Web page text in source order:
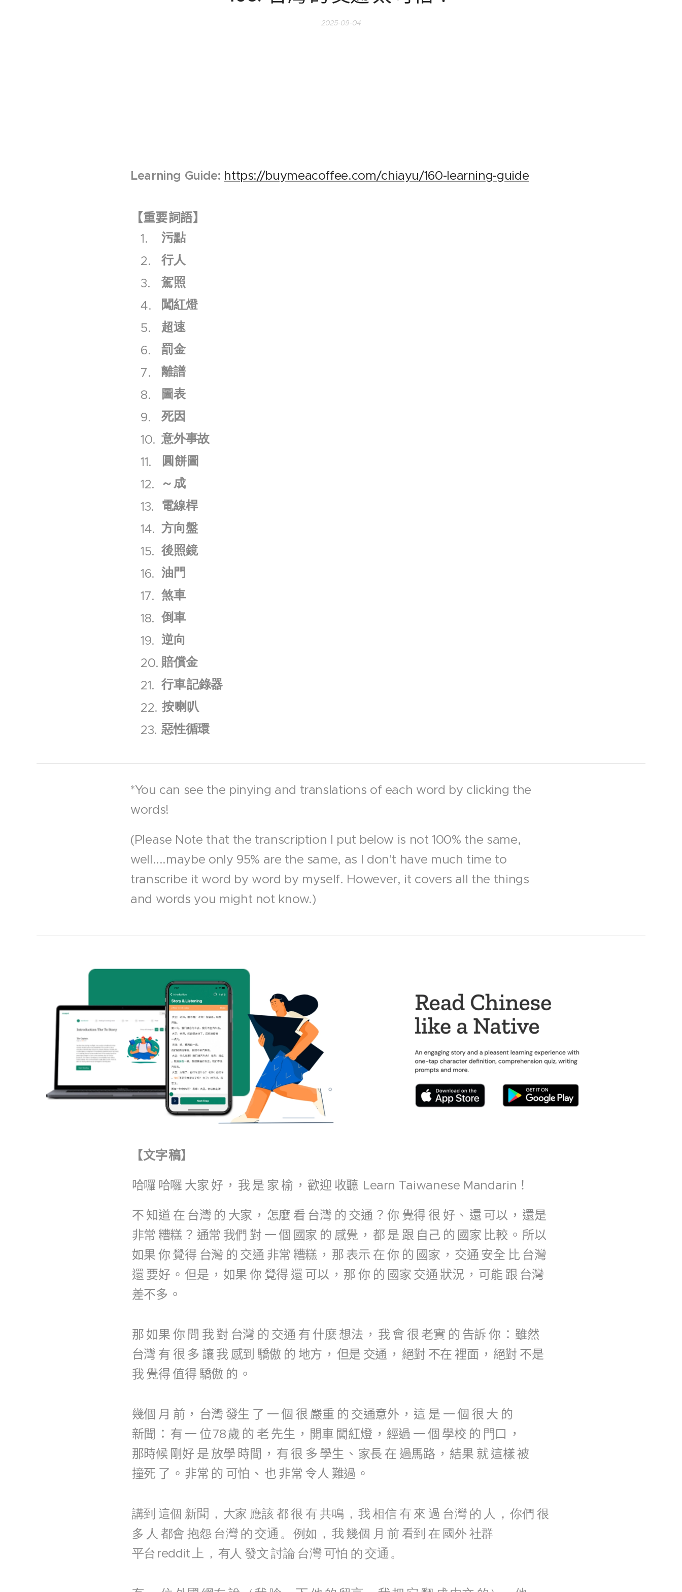
2025-09-04
Learning Guide: https://buymeacoffee.com/chiayu/160-learning-guide
【重要詞語】
污點
行人
駕照
闖紅燈
超速
罰金
離譜
圖表
死因
意外事故
圓餅圖
～成
電線桿
方向盤
後照鏡
油門
煞車
倒車
逆向
賠償金
行車記錄器
按喇叭
惡性循環
*You can see the pinying and translations of each word by clicking the
words!
(Please Note that the transcription I put below is not 100% the same,
well....maybe only 95% are the same, as I don't have much time to
transcribe it word by word by myself. However, it covers all the things
and words you might not know.)
【文字稿】
哈囉 哈囉 大家 好 ， 我 是 家 榆 ， 歡迎 收聽 Learn Taiwanese Mandarin！
不 知道 在 台灣 的 大家 ， 怎麼 看 台灣 的 交通 ？ 你 覺得 很 好 、 還 可以 ， 還是
非常 糟糕 ？ 通常 我們 對 一個 國家 的 感覺 ， 都 是 跟 自己 的 國家 比較 。 所以
如果 你 覺得 台灣 的 交通 非常 糟糕 ， 那 表示 在你 的 國家 ， 交通 安全 比 台灣
還 要好 。 但是 ， 如果 你 覺得 還 可以 ， 那 你 的 國家 交通 狀況 ， 可能 跟 台灣
差不多 。
那 如果 你 問 我 對 台灣 的 交通 有 什麼 想法 ， 我 會 很 老實 的 告訴 你 ： 雖然
台灣 有 很 多 讓 我 感到 驕傲 的 地方 ， 但是 交通 ， 絕對 不在 裡面 ， 絕對 不是
我 覺得 值得 驕傲 的 。
幾個 月 前 ， 台灣 發生 了 一個 很 嚴重 的 交通意外 ， 這 是 一個 很 大 的
新聞 ： 有 一 位78歲 的 老 先生 ， 開車 闖紅燈 ， 經過 一 個 學校 的 門口 ，
那時候 剛好 是 放學 時間 ， 有 很 多 學生 、 家長 在 過馬路 ， 結果 就這樣 被
撞死 了 。 非常 的 可怕 、 也 非常 令人 難過 。
講到 這個 新聞 ， 大家 應該 都很 有共鳴 ， 我相信 有 來 過 台灣 的 人 ， 你們 很
多 人 都會 抱怨 台灣 的 交通 。 例如 ， 我 幾個 月 前 看到 在 國外 社群
平台 reddit上 ， 有人 發文 討論 台灣可怕 的 交通 。